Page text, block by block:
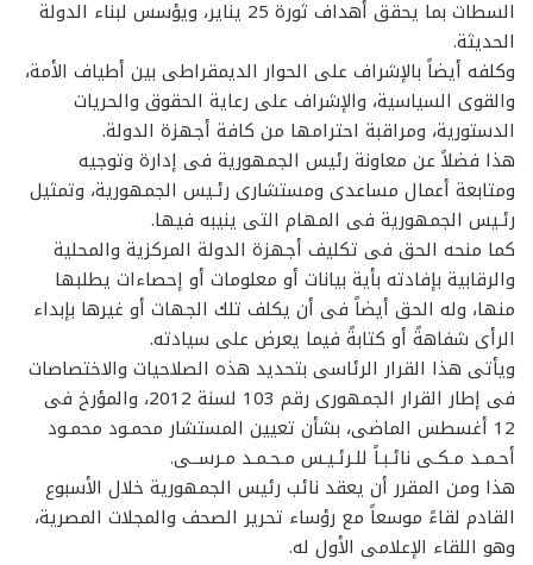
السطات بما يحقق أهداف ثورة 25 يناير، ويؤسس لبناء الدولة
الحديثة.
وكلفه أيضاً بالإشراف على الحوار الديمقراطى بين أطياف الأمة،
والقوى السياسية، والإشراف على رعاية الحقوق والحريات
الدستورية، ومراقبة احترامها من كافة أجهزة الدولة.
هذا فضلاً عن معاونة رئيس الجمهورية فى إدارة وتوجيه
ومتابعة أعمال مساعدى ومستشارى رئـيس الجمهورية، وتمثيل
رئـيس الجمهورية فى المهام التى ينيبه فيها.
كما منحه الحق فى تكليف أجهزة الدولة المركزية والمحلية
والرقابية بإفادته بأية بيانات أو معلومات أو إحصاءات يطلبها
منها، وله الحق أيضاً فى أن يكلف تلك الجهات أو غيرها بإبداء
الرأى شفاهةً أو كتابةً فيما يعرض على سيادته.
ويأتى هذا القرار الرئاسى بتحديد هذه الصلاحيات والاختصاصات
فى إطار القرار الجمهورى رقم 103 لسنة 2012، والمؤرخ فى
12 أغسطس الماضى، بشأن تعيين المستشار محمـود محمـود
أحـمـد مـكـى نائـبـاً للـرئـيـس مـحـمـد مـرســى.
هذا ومن المقرر أن يعقد نائب رئيس الجمهورية خلال الأسبوع
القادم لقاءً موسعاً مع رؤساء تحرير الصحف والمجلات المصرية،
وهو اللقاء الإعلامى الأول له.